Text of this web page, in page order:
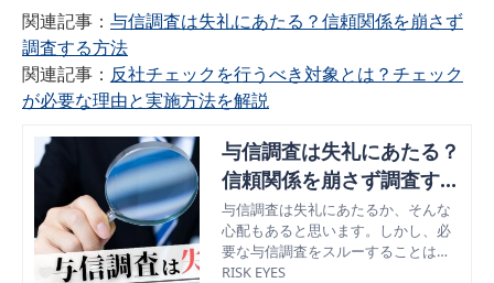
関連記事： 与信調査は失礼にあたる？信頼関係を崩さず
調査する方法
関連記事： 反社チェックを行うべき対象とは？チェック
が必要な理由と実施方法を解説
与信調査は失礼にあたる？
信頼関係を崩さず調査する
方法
与信調査は失礼にあたるか、そんな
心配もあると思います。しかし、必
要な与信調査をスルーすることは許
されません。取引先との信頼関係を
RISK EYES